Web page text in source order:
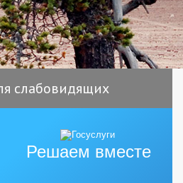
слабовидящих
Решаем вместе